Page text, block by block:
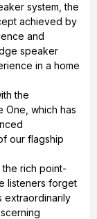
system, the
achieved by
and
speaker
in a home
the
One, which has
our flagship
rich point-
listeners forget
extraordinarily